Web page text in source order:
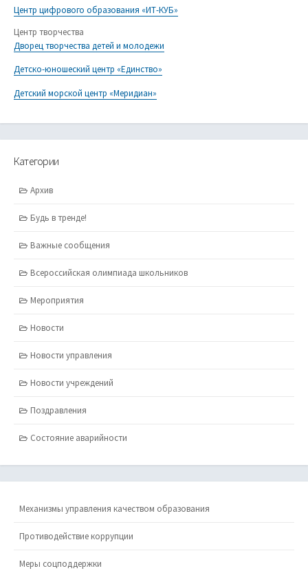
Центр цифрового образования «ИТ-КУБ»
Центр творчества
Дворец творчества детей и молодежи
Детско-юношеский центр «Единство»
Детский морской центр «Меридиан»
Категории
Архив
Будь в тренде!
Важные сообщения
Всероссийская олимпиада школьников
Мероприятия
Новости
Новости управления
Новости учреждений
Поздравления
Состояние аварийности
Механизмы управления качеством образования
Противодействие коррупции
Меры соцподдержки